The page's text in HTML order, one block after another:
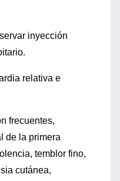
inyección
relativa e
frecuentes,
de la primera
temblor fino,
cutánea,